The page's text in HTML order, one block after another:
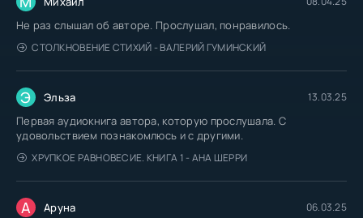
Не раз слышал об авторе. Прослушал, понравилось.
СТОЛКНОВЕНИЕ СТИХИЙ - ВАЛЕРИЙ ГУМИНСКИЙ
Э Эльза 13.03.25
Первая аудиокнига автора, которую прослушала. С
удовольствием познакомлюсь и с другими.
ХРУПКОЕ РАВНОВЕСИЕ. КНИГА 1 - АНА ШЕРРИ
А Аруна 06.03.25
08_79_Zakat-i-voshod
08_80_Zakat-i-voshod
08_82_Zakat-i-voshod
08_83_Zakat-i-voshod
08_84_Zakat-i-voshod
08_85_Zakat-i-voshod
08_86_Zakat-i-voshod